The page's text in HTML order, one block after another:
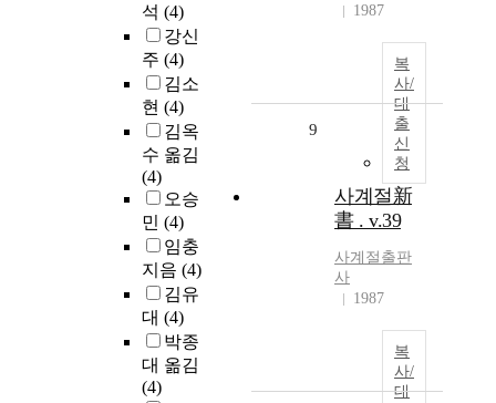
석 (4)
강신
주 (4)
김소
현 (4)
김옥
수 옮김
(4)
오승
민 (4)
임충
지음 (4)
김유
대 (4)
박종
대 옮김
(4)
1987
복
사/
대
출
신
청
9
사계절新
書 . v.39
사계절출판
사
1987
복
사/
대